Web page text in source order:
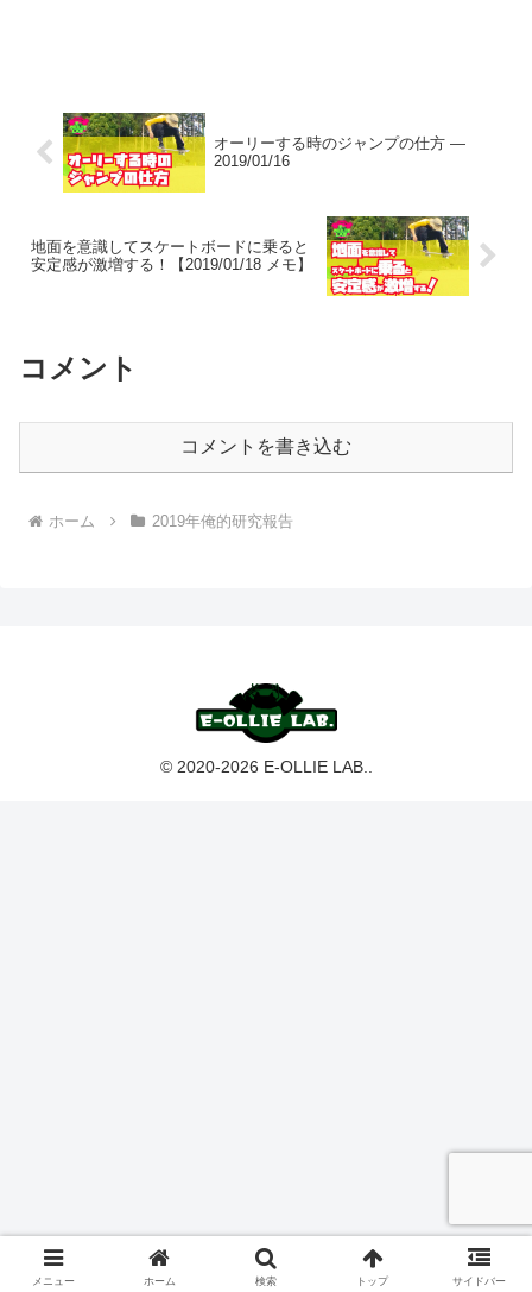
オーリーする時のジャンプの仕方 —
2019/01/16
地面を意識してスケートボードに乗ると
安定感が激増する！【2019/01/18 メモ】
コメント
コメントを書き込む
ホーム 2019年俺的研究報告
© 2020-2026 E-OLLIE LAB..
メニュー ホーム 検索 トップ サイドバー